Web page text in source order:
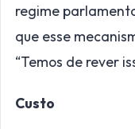
regime
que esse
“Temos de rever
Custo